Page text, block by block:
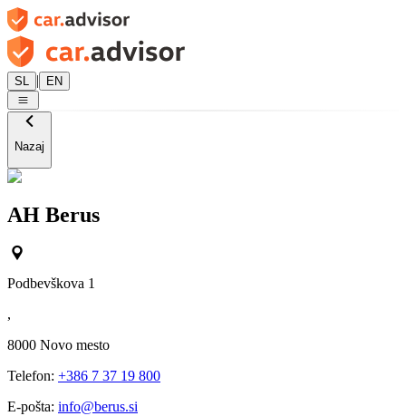
SL | EN
Nazaj
AH Berus
Podbevškova 1
,
8000 Novo mesto
Telefon: +386 7 37 19 800
E-pošta: info@berus.si